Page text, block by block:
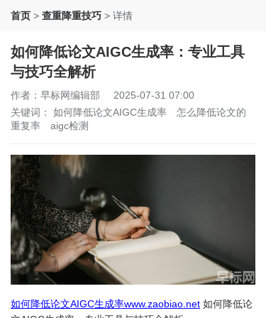
首页 > 查重降重技巧 > 详情
如何降低论文AIGC生成率：专业工具
与技巧全解析
作者：早标网编辑部
2025-07-31 07:00
关键词： 如何降低论文AIGC生成率
怎么降低论文的
重复率
aigc检测
如何降低论文AIGC生成率www.zaobiao.net 如何降低论